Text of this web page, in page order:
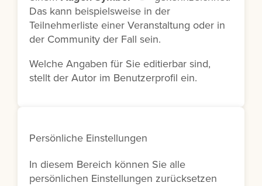
Das kann beispielsweise in der
Teilnehmerliste einer Veranstaltung oder in
der Community der Fall sein.
Welche Angaben für Sie editierbar sind,
stellt der Autor im Benutzerprofil ein.
Persönliche Einstellungen
In diesem Bereich können Sie alle
persönlichen Einstellungen zurücksetzen